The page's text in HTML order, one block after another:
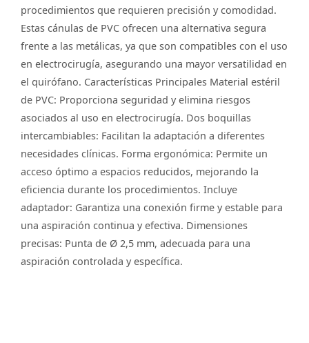
procedimientos que requieren precisión y comodidad.
Estas cánulas de PVC ofrecen una alternativa segura
frente a las metálicas, ya que son compatibles con el uso
en electrocirugía, asegurando una mayor versatilidad en
el quirófano. Características Principales Material estéril
de PVC: Proporciona seguridad y elimina riesgos
asociados al uso en electrocirugía. Dos boquillas
intercambiables: Facilitan la adaptación a diferentes
necesidades clínicas. Forma ergonómica: Permite un
acceso óptimo a espacios reducidos, mejorando la
eficiencia durante los procedimientos. Incluye
adaptador: Garantiza una conexión firme y estable para
una aspiración continua y efectiva. Dimensiones
precisas: Punta de Ø 2,5 mm, adecuada para una
aspiración controlada y específica.